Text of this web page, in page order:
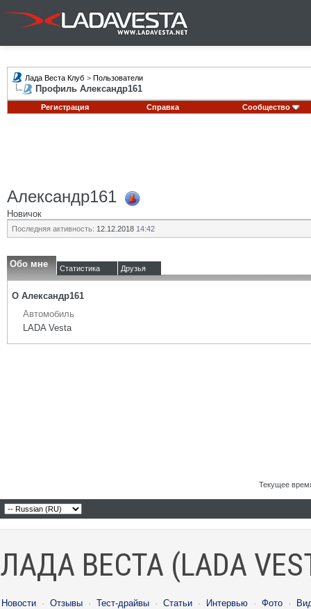
Лада Веста Клуб > Пользователи
Профиль Александр161
Регистрация Справка Сообщество
Александр161
Новичок
Последняя активность: 12.12.2018 14:42
Обо мне Статистика Друзья
О Александр161
Автомобиль
LADA Vesta
Текущее
ЛАДА ВЕСТА (LADA
Новости · Отзывы · Тест-драйвы · Статьи · Интервью · Фото ·